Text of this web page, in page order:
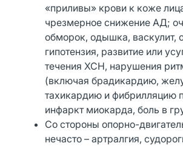
«приливы» крови к коже
чрезмерное снижение АД;
обморок, одышка, васкулит,
гипотензия, развитие или
течения ХСН, нарушения
(включая брадикардию,
тахикардию и фибрилляцию
инфаркт миокарда, боль в
Со стороны опорно-
нечасто – артралгия,